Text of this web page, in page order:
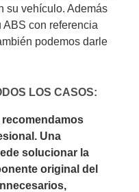
su vehículo. Además
ABS con referencia
podemos darle
LOS CASOS:
Una
solucionar la
original del